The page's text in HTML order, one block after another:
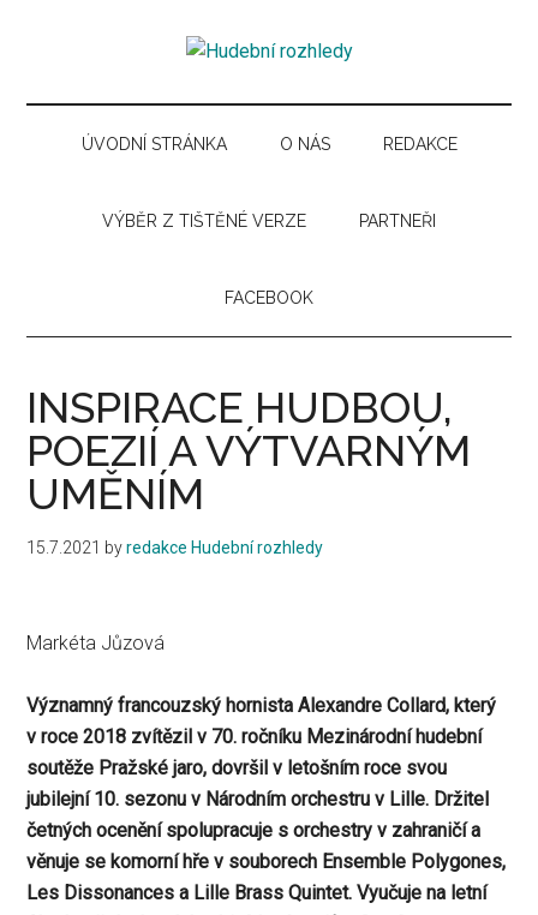
content
menu
sidebar
sidebar
Hudební
rozhledy
pro
hudebníÚVODNÍ STRÁNKA O NÁS REDAKCE
VÝBĚR Z TIŠTĚNÉ VERZE PARTNEŘI
FACEBOOK
INSPIRACE HUDBOU,
POEZIÍ A VÝTVARNÝM
UMĚNÍM
15.7.2021 byredakce Hudební rozhledy
Markéta Jůzová
Významný francouzský hornista Alexandre Collard, který
v roce 2018 zvítězil v 70. ročníku Mezinárodní hudební
soutěže Pražské jaro, dovršil v letošním roce svou
jubilejní 10. sezonu v Národním orchestru v Lille. Držitel
četných ocenění spolupracuje s orchestry v zahraničí a
věnuje se komorní hře v souborech Ensemble Polygones,
Les Dissonances a Lille Brass Quintet. Vyučuje na letní